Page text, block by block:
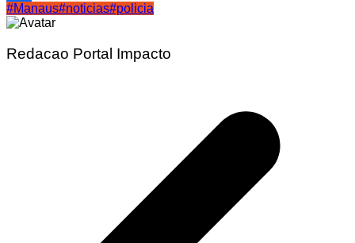
Share
#Manaus#noticias#policia
Redacao Portal Impacto